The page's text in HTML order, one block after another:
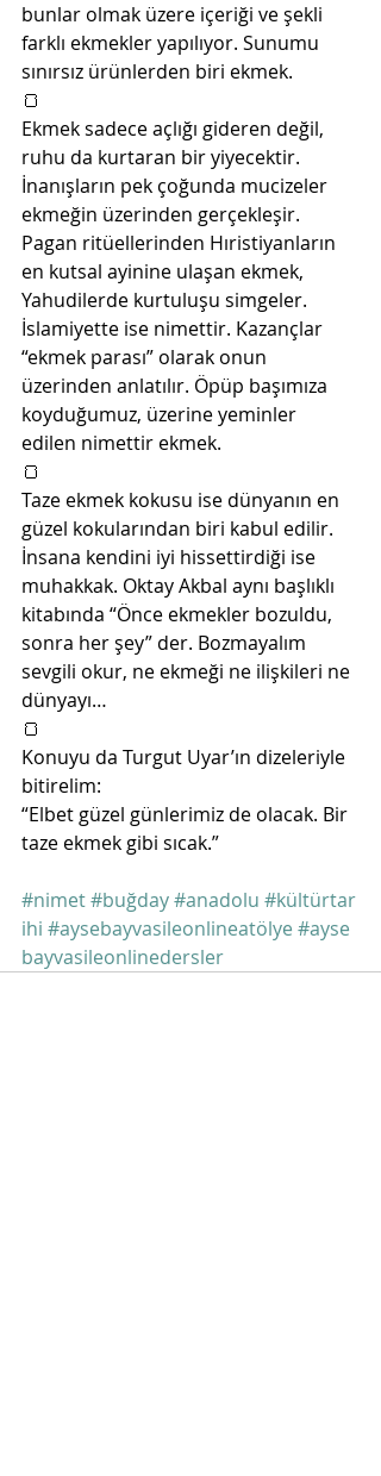
bunlar olmak üzere içeriği ve şekli
farklı ekmekler yapılıyor. Sunumu
sınırsız ürünlerden biri ekmek.
🍞
Ekmek sadece açlığı gideren değil,
ruhu da kurtaran bir yiyecektir.
İnanışların pek çoğunda mucizeler
ekmeğin üzerinden gerçekleşir.
Pagan ritüellerinden Hıristiyanların
en kutsal ayinine ulaşan ekmek,
Yahudilerde kurtuluşu simgeler.
İslamiyette ise nimettir. Kazançlar
“ekmek parası” olarak onun
üzerinden anlatılır. Öpüp başımıza
koyduğumuz, üzerine yeminler
edilen nimettir ekmek.
🍞
Taze ekmek kokusu ise dünyanın en
güzel kokularından biri kabul edilir.
İnsana kendini iyi hissettirdiği ise
muhakkak. Oktay Akbal aynı başlıklı
kitabında “Önce ekmekler bozuldu,
sonra her şey” der. Bozmayalım
sevgili okur, ne ekmeği ne ilişkileri ne
dünyayı…
🍞
Konuyu da Turgut Uyar’ın dizeleriyle
bitirelim:
“Elbet güzel günlerimiz de olacak. Bir
taze ekmek gibi sıcak.”
#nimet#buğday#anadolu #kültürtar
ihi #aysebayvasileonlineatölye #ayse
bayvasileonlinedersler